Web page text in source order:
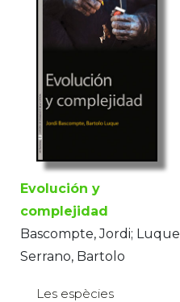
Evolución y
complejidad
Bascompte, Jordi; Luque
Serrano, Bartolo
Les espècies